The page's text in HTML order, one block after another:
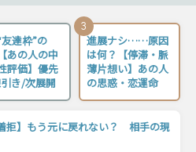
達枠”の
あの人の中
評価】優先
き/次展開
3
進展ナシ……原因
は何？【停滞・脈
薄片想い】あの人
の思惑・恋運命
拒】もう元に戻れない？ 相手の現